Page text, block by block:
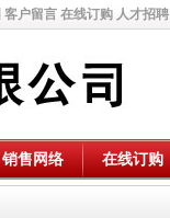
客户留言 在线订购 人才招聘
销售网络 在线订购